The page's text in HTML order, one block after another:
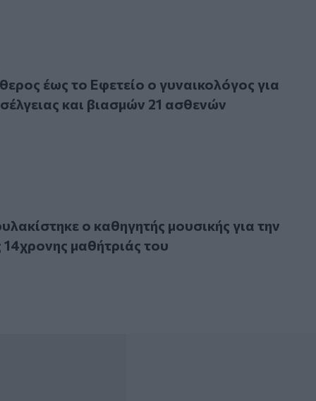
έως το Εφετείο ο γυναικολόγος για υποθέσεις ασέλγειας
έως το Εφετείο ο γυναικολόγος για
και βιασμών 21 ασθενών
ο καθηγητής μουσικής για την υπόθεση της
ο καθηγητής μουσικής για την
μαθήτριάς του